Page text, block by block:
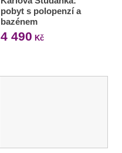
pobyt s polopenzí a
bazénem
4 490 Kč